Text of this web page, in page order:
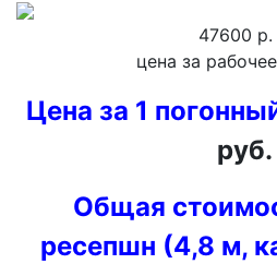
47600 р.
цена за
Цена за 1
руб.
Общая
ресепшн (4,8 м,